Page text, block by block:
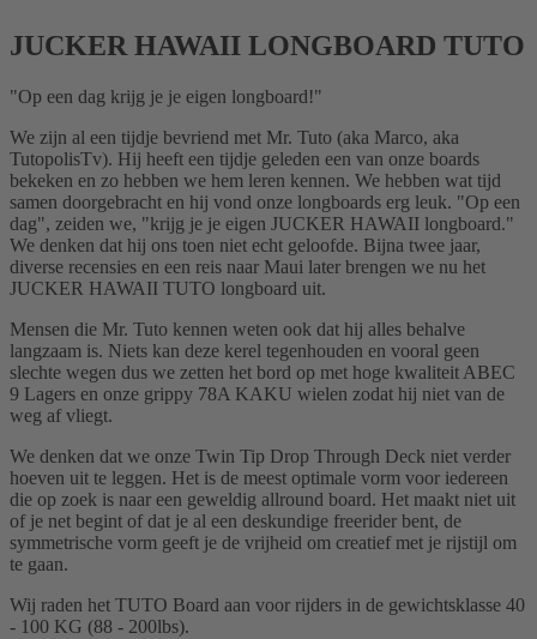
JUCKER HAWAII LONGBOARD TUTO
"Op een dag krijg je je eigen longboard!"
We zijn al een tijdje bevriend met Mr. Tuto (aka Marco, aka
TutopolisTv). Hij heeft een tijdje geleden een van onze boards
bekeken en zo hebben we hem leren kennen. We hebben wat tijd
samen doorgebracht en hij vond onze longboards erg leuk. "Op een
dag", zeiden we, "krijg je je eigen JUCKER HAWAII longboard."
We denken dat hij ons toen niet echt geloofde. Bijna twee jaar,
diverse recensies en een reis naar Maui later brengen we nu het
JUCKER HAWAII TUTO longboard uit.
Mensen die Mr. Tuto kennen weten ook dat hij alles behalve
langzaam is. Niets kan deze kerel tegenhouden en vooral geen
slechte wegen dus we zetten het bord op met hoge kwaliteit ABEC
9 Lagers en onze grippy 78A KAKU wielen zodat hij niet van de
weg af vliegt.
We denken dat we onze Twin Tip Drop Through Deck niet verder
hoeven uit te leggen. Het is de meest optimale vorm voor iedereen
die op zoek is naar een geweldig allround board. Het maakt niet uit
of je net begint of dat je al een deskundige freerider bent, de
symmetrische vorm geeft je de vrijheid om creatief met je rijstijl om
te gaan.
Wij raden het TUTO Board aan voor rijders in de gewichtsklasse 40
- 100 KG (88 - 200lbs).